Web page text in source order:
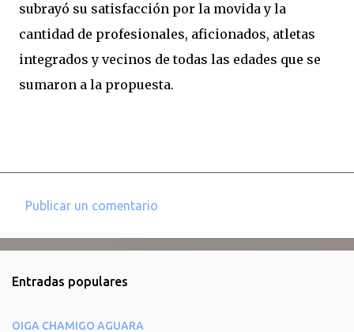
subrayó su satisfacción por la movida y la
cantidad de profesionales, aficionados, atletas
integrados y vecinos de todas las edades que se
sumaron a la propuesta.
e
Publicar un comentario
Entradas populares
OIGA CHAMIGO AGUARA